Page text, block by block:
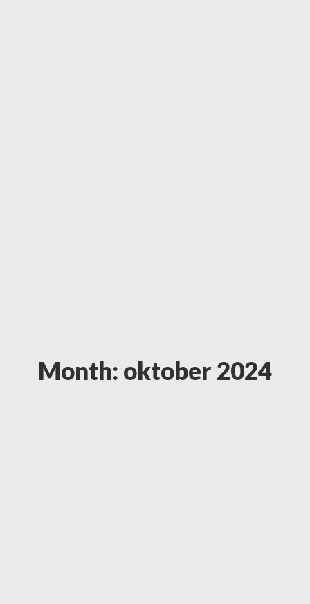
Month: oktober 2024